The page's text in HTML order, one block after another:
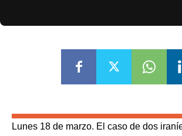
Lunes 18 de marzo. El caso de dos